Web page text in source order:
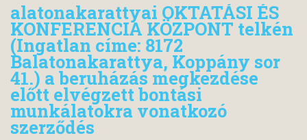
alatonakarattyai OKTATÁSI ÉS
KONFERENCIA KÖZPONT telkén
(Ingatlan címe: 8172
Balatonakarattya, Koppány sor
41.) a beruházás megkezdése
előtt elvégzett bontási
munkálatokra vonatkozó
szerződés